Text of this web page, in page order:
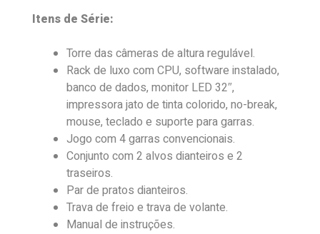
Itens de Série:
Torre das câmeras de altura regulável.
Rack de luxo com CPU, software instalado,
banco de dados, monitor LED 32″,
impressora jato de tinta colorido, no-break,
mouse, teclado e suporte para garras.
Jogo com 4 garras convencionais.
Conjunto com 2 alvos dianteiros e 2
traseiros.
Par de pratos dianteiros.
Trava de freio e trava de volante.
Manual de instruções.